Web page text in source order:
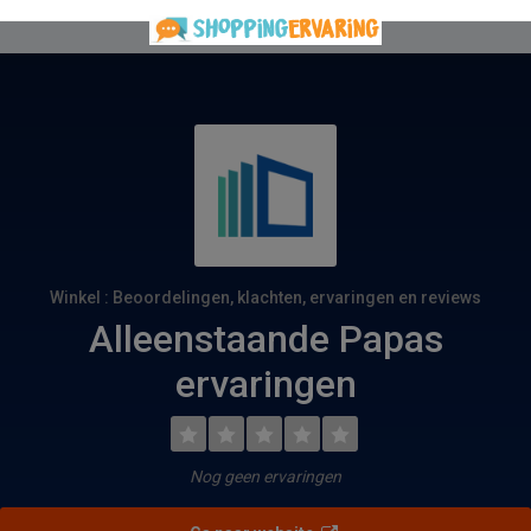
Winkel : Beoordelingen, klachten, ervaringen en reviews
Alleenstaande Papas
ervaringen
Nog geen ervaringen